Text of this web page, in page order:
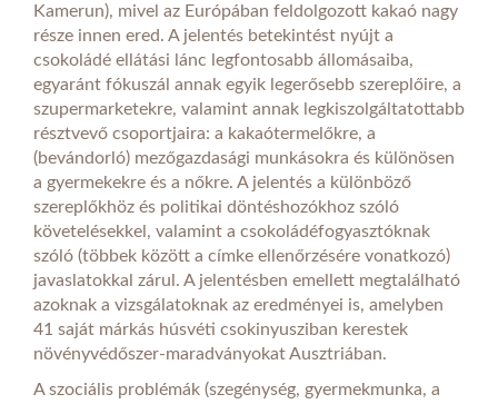
Kamerun), mivel az Európában feldolgozott kakaó nagy
része innen ered. A jelentés betekintést nyújt a
csokoládé ellátási lánc legfontosabb állomásaiba,
egyaránt fókuszál annak egyik legerősebb szereplőire, a
szupermarketekre, valamint annak legkiszolgáltatottabb
résztvevő csoportjaira: a kakaótermelőkre, a
(bevándorló) mezőgazdasági munkásokra és különösen
a gyermekekre és a nőkre. A jelentés a különböző
szereplőkhöz és politikai döntéshozókhoz szóló
követelésekkel, valamint a csokoládéfogyasztóknak
szóló (többek között a címke ellenőrzésére vonatkozó)
javaslatokkal zárul. A jelentésben emellett megtalálható
azoknak a vizsgálatoknak az eredményei is, amelyben
41 saját márkás húsvéti csokinyusziban kerestek
növényvédőszer-maradványokat Ausztriában.
A szociális problémák (szegénység, gyermekmunka, a